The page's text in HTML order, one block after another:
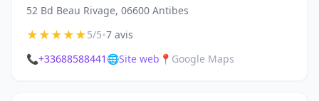
52 Bd Beau Rivage, 06600 Antibes
★★★★★5/5•7 avis
📞+33688588441 🌐Site web 📍 Google Maps